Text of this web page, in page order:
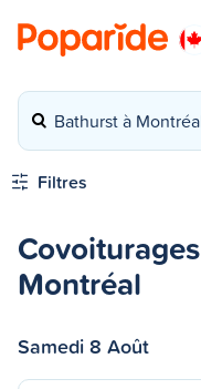
Bathurst à
Filtres
Montréal
Samedi 8 Août